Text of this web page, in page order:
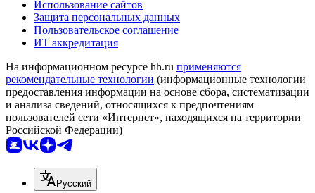
Использование сайтов
Защита персональных данных
Пользовательское соглашение
ИТ аккредитация
На информационном ресурсе hh.ru применяются
рекомендательные технологии (информационные технологии
предоставления информации на основе сбора, систематизации
и анализа сведений, относящихся к предпочтениям
пользователей сети «Интернет», находящихся на территории
Российской Федерации)
Русский